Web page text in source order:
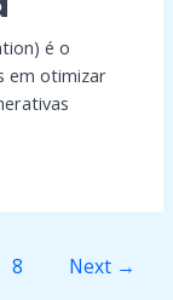
é o
em otimizar
8 Next →